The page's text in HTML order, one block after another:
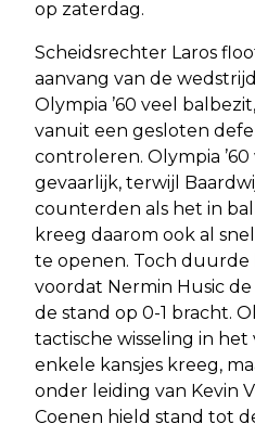
op zaterdag.
Scheidsrechter Laros
aanvang van de
Olympia ’60 veel
vanuit een gesloten
controleren. Olympia
gevaarlijk, terwijl
counterden als het in
kreeg daarom ook al
te openen. Toch
voordat Nermin Husic
de stand op 0-1 bracht.
tactische wisseling in
enkele kansjes kreeg,
onder leiding van Kevin
Coenen hield stand tot